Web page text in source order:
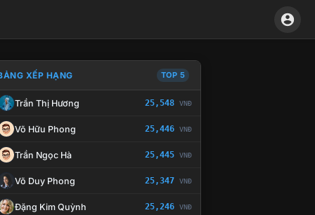
CHẾ TÀI XỬ LÝ VI PHẠM
XẾP HẠNG TOP 5
Trần Thị Hương 25,548 VNĐ
Võ Hữu Phong 25,446 VNĐ
Trần Ngọc Hà 25,445 VNĐ
Võ Duy Phong 25,347 VNĐ
Đặng Kim Quỳnh 25,246 VNĐ